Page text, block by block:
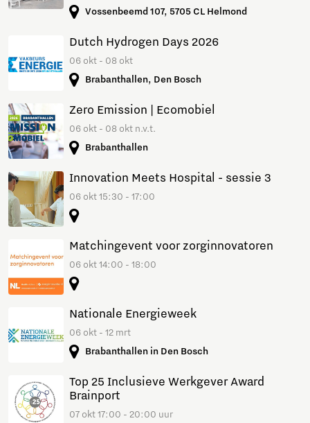
Vossenbeemd 107, 5705 CL Helmond
Dutch Hydrogen Days 2026
06 okt - 08 okt
Brabanthallen, Den Bosch
Zero Emission | Ecomobiel
06 okt - 08 okt n.v.t.
Brabanthallen
Innovation Meets Hospital - sessie 3
06 okt 15:30 - 17:00
Matchingevent voor zorginnovatoren
06 okt 14:00 - 18:00
Nationale Energieweek
06 okt - 12 mrt
Brabanthallen in Den Bosch
Top 25 Inclusieve Werkgever Award
Brainport
07 okt 17:00 - 20:00 uur